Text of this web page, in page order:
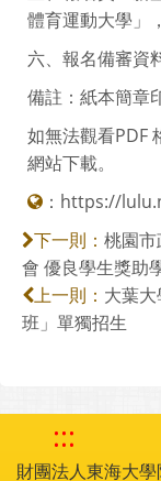
體育運動大學」
六、報名備審資
備註：紙本簡章
如無法觀看PDF
網站下載。
： https://
下一則： 桃園
會 優良學生獎助
上一則： 大葉
班」單獨招生
:::
財團法人東海大